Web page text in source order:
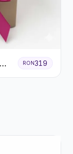
RON319